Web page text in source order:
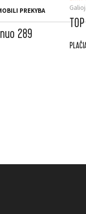
PREKYBA
289